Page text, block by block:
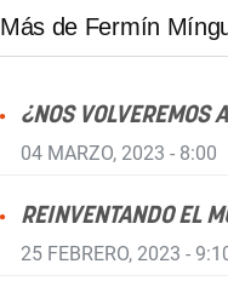
Más de Fermín
¿NOS VOLVEREMOS
04 MARZO, 2023 - 8:00
REINVENTANDO EL
25 FEBRERO, 2023 -